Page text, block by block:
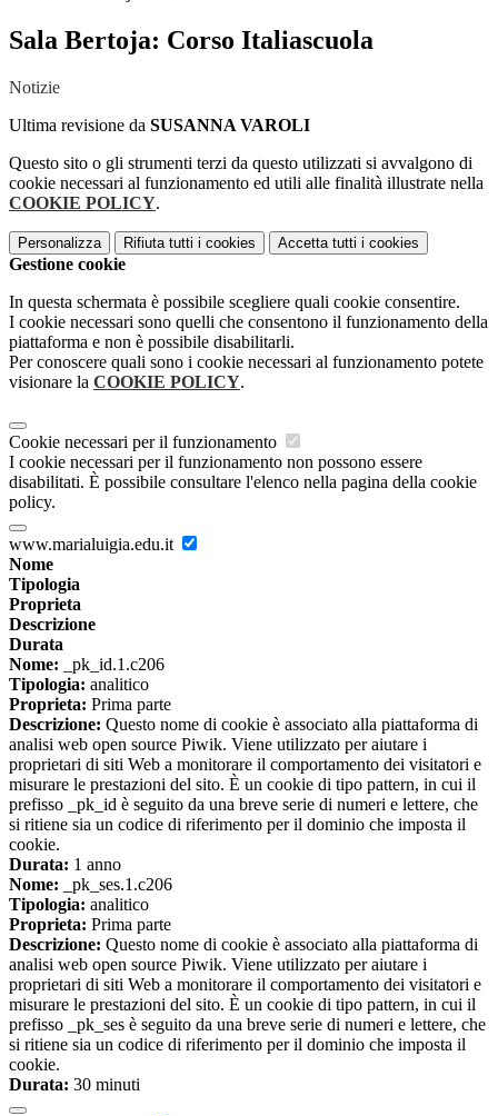
Sala Bertoja: Corso Italiascuola
Notizie
Ultima revisione da SUSANNA VAROLI
Questo sito o gli strumenti terzi da questo utilizzati si avvalgono di
cookie necessari al funzionamento ed utili alle finalità illustrate nella
COOKIE POLICY.
Personalizza Rifiuta tutti i cookies Accetta tutti i cookies
Gestione cookie
In questa schermata è possibile scegliere quali cookie consentire.
I cookie necessari sono quelli che consentono il funzionamento della
piattaforma e non è possibile disabilitarli.
Per conoscere quali sono i cookie necessari al funzionamento potete
visionare la COOKIE POLICY.
Cookie necessari per il funzionamento
I cookie necessari per il funzionamento non possono essere
disabilitati. È possibile consultare l'elenco nella pagina della cookie
policy.
www.marialuigia.edu.it
Nome
Tipologia
Proprieta
Descrizione
Durata
Nome: _pk_id.1.c206
Tipologia: analitico
Proprieta: Prima parte
Descrizione: Questo nome di cookie è associato alla piattaforma di
analisi web open source Piwik. Viene utilizzato per aiutare i
proprietari di siti Web a monitorare il comportamento dei visitatori e
misurare le prestazioni del sito. È un cookie di tipo pattern, in cui il
prefisso _pk_id è seguito da una breve serie di numeri e lettere, che
si ritiene sia un codice di riferimento per il dominio che imposta il
cookie.
Durata: 1 anno
Nome: _pk_ses.1.c206
Tipologia: analitico
Proprieta: Prima parte
Descrizione: Questo nome di cookie è associato alla piattaforma di
analisi web open source Piwik. Viene utilizzato per aiutare i
proprietari di siti Web a monitorare il comportamento dei visitatori e
misurare le prestazioni del sito. È un cookie di tipo pattern, in cui il
prefisso _pk_ses è seguito da una breve serie di numeri e lettere, che
si ritiene sia un codice di riferimento per il dominio che imposta il
cookie.
Durata: 30 minuti